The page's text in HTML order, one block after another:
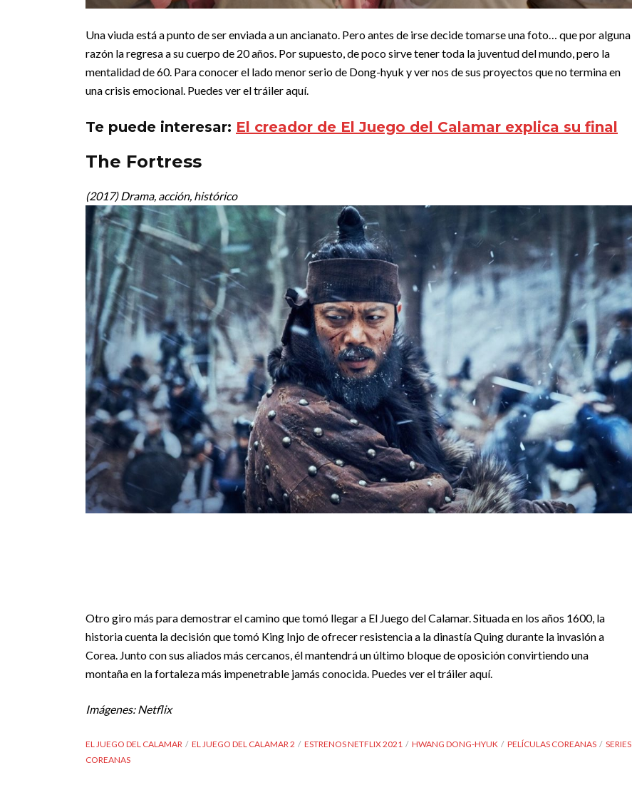
Una viuda está a punto de ser enviada a un ancianato. Pero antes de irse decide tomarse una foto… que por alguna
razón la regresa a su cuerpo de 20 años. Por supuesto, de poco sirve tener toda la juventud del mundo, pero la
mentalidad de 60. Para conocer el lado menor serio de Dong-hyuk y ver nos de sus proyectos que no termina en
una crisis emocional. Puedes ver el tráiler aquí.
Te puede interesar: El creador de El Juego del Calamar explica su final
The Fortress
(2017) Drama, acción, histórico
Otro giro más para demostrar el camino que tomó llegar a El Juego del Calamar. Situada en los años 1600, la
historia cuenta la decisión que tomó King Injo de ofrecer resistencia a la dinastía Quing durante la invasión a
Corea. Junto con sus aliados más cercanos, él mantendrá un último bloque de oposición convirtiendo una
montaña en la fortaleza más impenetrable jamás conocida. Puedes ver el tráiler aquí.
Imágenes: Netflix
EL JUEGO DEL CALAMAR EL JUEGO DEL CALAMAR 2 ESTRENOS NETFLIX 2021 HWANG DONG-HYUK PELÍCULAS COREANAS
SERIES
COREANAS